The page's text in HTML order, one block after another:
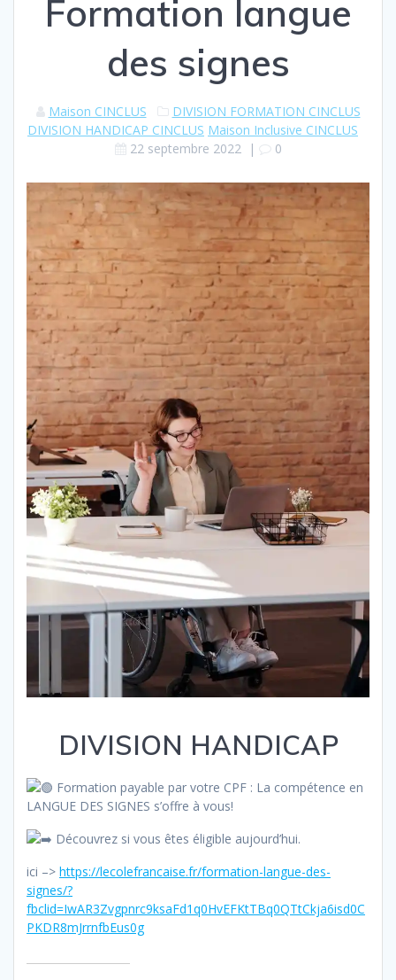
Formation langue
des signes
Maison CINCLUS
DIVISION FORMATION CINCLUS
DIVISION HANDICAP CINCLUS Maison Inclusive CINCLUS
22 septembre 2022 | 0
DIVISION HANDICAP
Formation payable par votre CPF : La compétence en
LANGUE DES SIGNES s’offre à vous!
Découvrez si vous êtes éligible aujourd’hui.
ici –> https://lecolefrancaise.fr/formation-langue-des-
signes/?
fbclid=IwAR3Zvgpnrc9ksaFd1q0HvEFKtTBq0QTtCkja6isd0C
PKDR8mJrrnfbEus0g